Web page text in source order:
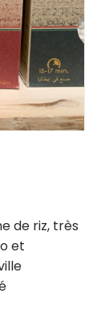
de riz, très
et